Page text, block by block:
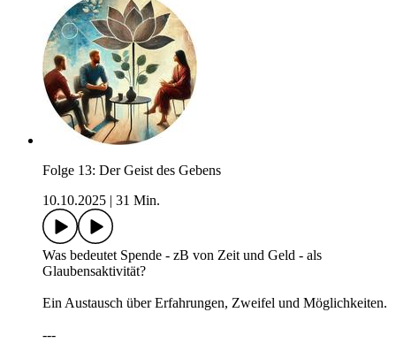
Folge 13: Der Geist des Gebens
10.10.2025
31 Min.
Was bedeutet Spende - zB von Zeit und Geld - als
Glaubensaktivität?
Ein Austausch über Erfahrungen, Zweifel und Möglichkeiten.
---